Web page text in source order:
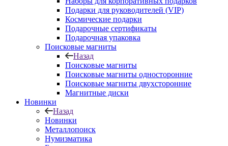
Подарки для руководителей (VIP)
Космические подарки
Подарочные сертификаты
Подарочная упаковка
Поисковые магниты
Назад
Поисковые магниты
Поисковые магниты односторонние
Поисковые магниты двухсторонние
Магнитные диски
Новинки
Назад
Новинки
Металлопоиск
Нумизматика